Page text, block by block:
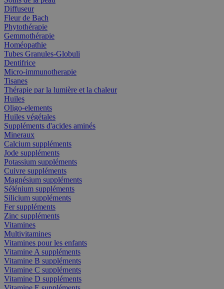
Diffuseur
Fleur de Bach
Phytothérapie
Gemmothérapie
Homéopathie
Tubes Granules-Globuli
Dentifrice
Micro-immunotherapie
Tisanes
Thérapie par la lumière et la chaleur
Huiles
Oligo-elements
Huiles végétales
Suppléments d'acides aminés
Mineraux
Calcium suppléments
Jode suppléments
Potassium suppléments
Cuivre suppléments
Magnésium suppléments
Sélénium suppléments
Silicium suppléments
Fer suppléments
Zinc suppléments
Vitamines
Multivitamines
Vitamines pour les enfants
Vitamine A suppléments
Vitamine B suppléments
Vitamine C suppléments
Vitamine D suppléments